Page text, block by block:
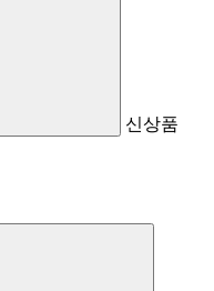
신상품